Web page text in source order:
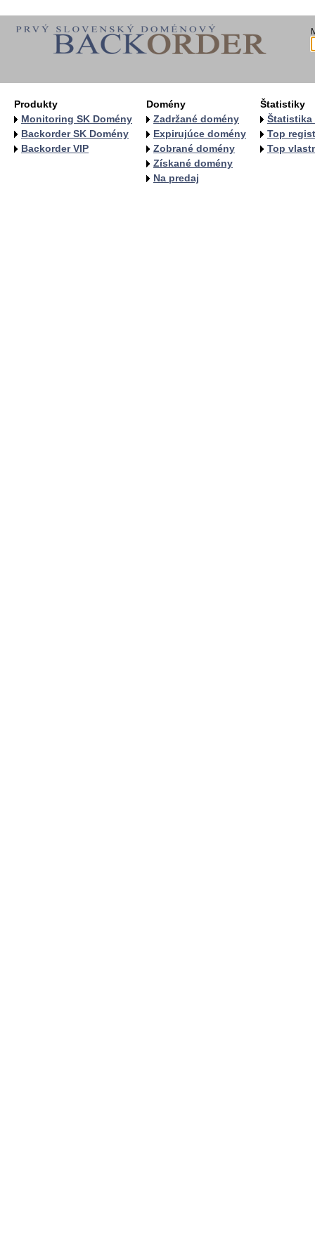
Produkty
Monitoring SK Domény
Backorder SK Domény
Backorder VIP
Domény
Zadržané domény
Expirujúce domény
Zobrané domény
Získané domény
Na predaj
Štatistiky
Štatistika
Top
Top